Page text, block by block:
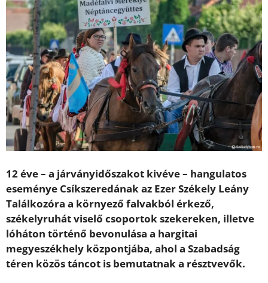
12 éve – a járványidőszakot kivéve – hangulatos
eseménye Csíkszeredának az Ezer Székely Leány
Találkozóra a környező falvakból érkező,
székelyruhát viselő csoportok szekereken, illetve
lóháton történő bevonulása a hargitai
megyeszékhely központjába, ahol a Szabadság
téren közös táncot is bemutatnak a résztvevők.